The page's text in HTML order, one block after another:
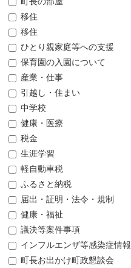
移住
移住
ひとり親家庭等への支援
保育園の入園について
産業・仕事
引越し・住まい
中学校
健康・医療
税金
生涯学習
軽自動車税
ふるさと納税
届出・証明・法令・規制
健康・福祉
議決等案件事項
インフルエンザ等感染症情報
町長お出かけ町政懇談会